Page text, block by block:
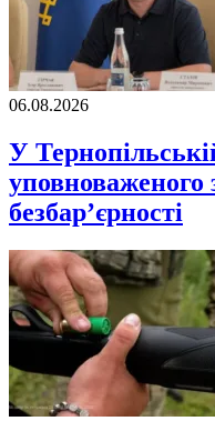
06.08.2026
У
уповноваженого
безбар’єрності